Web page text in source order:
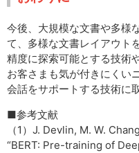
今後、大規模な文書や多様
て、多様な文書レイアウト
精度に探索可能とする技術
お客さまも気が付きにくい
会話をサポートする技術に
■参考文献
（1）J. Devlin, M. W.
“BERT: Pre-training of